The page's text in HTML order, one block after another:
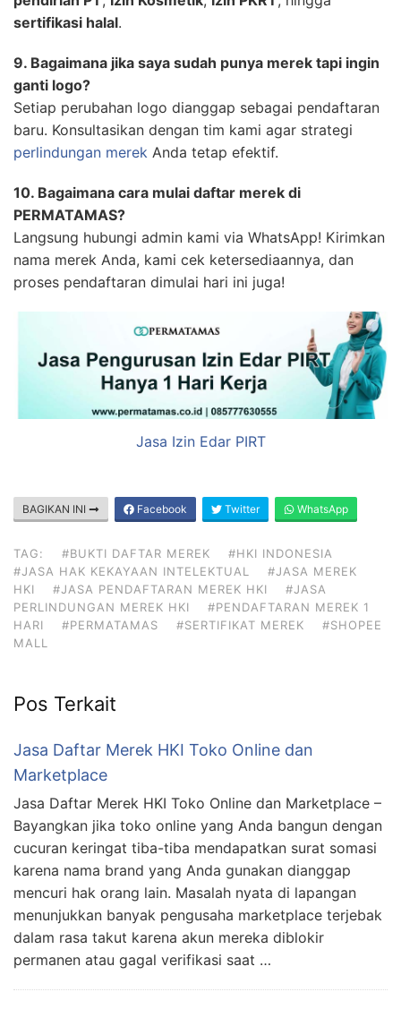
sertifikasi halal.
9. Bagaimana jika saya sudah punya merek tapi ingin
ganti logo?
Setiap perubahan logo dianggap sebagai pendaftaran
baru. Konsultasikan dengan tim kami agar strategi
perlindungan merek Anda tetap efektif.
10. Bagaimana cara mulai daftar merek di
PERMATAMAS?
Langsung hubungi admin kami via WhatsApp! Kirimkan
nama merek Anda, kami cek ketersediaannya, dan
proses pendaftaran dimulai hari ini juga!
Jasa Izin Edar PIRT
BAGIKAN INI Facebook Twitter WhatsApp
TAG: #BUKTI DAFTAR MEREK
#HKI INDONESIA
#JASA HAK KEKAYAAN INTELEKTUAL
#JASA MEREK
HKI
#JASA PENDAFTARAN MEREK HKI
#JASA
PERLINDUNGAN MEREK HKI
#PENDAFTARAN MEREK 1
HARI
#PERMATAMAS #SERTIFIKAT MEREK
#SHOPEE
MALL
Pos Terkait
Jasa Daftar Merek HKI Toko Online dan
Marketplace
Jasa Daftar Merek HKI Toko Online dan Marketplace –
Bayangkan jika toko online yang Anda bangun dengan
cucuran keringat tiba-tiba mendapatkan surat somasi
karena nama brand yang Anda gunakan dianggap
mencuri hak orang lain. Masalah nyata di lapangan
menunjukkan banyak pengusaha marketplace terjebak
dalam rasa takut karena akun mereka diblokir
permanen atau gagal verifikasi saat …